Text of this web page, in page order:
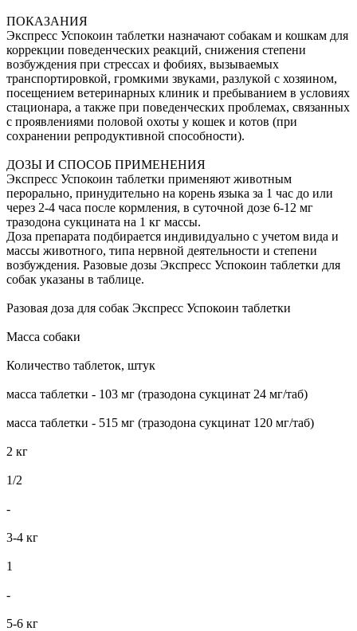
ПОКАЗАНИЯ
Экспресс Успокоин таблетки назначают собакам и кошкам для
коррекции поведенческих реакций, снижения степени
возбуждения при стрессах и фобиях, вызываемых
транспортировкой, громкими звуками, разлукой с хозяином,
посещением ветеринарных клиник и пребыванием в условиях
стационара, а также при поведенческих проблемах, связанных
с проявлениями половой охоты у кошек и котов (при
сохранении репродуктивной способности).
ДОЗЫ И СПОСОБ ПРИМЕНЕНИЯ
Экспресс Успокоин таблетки применяют животным
перорально, принудительно на корень языка за 1 час до или
через 2-4 часа после кормления, в суточной дозе 6-12 мг
тразодона сукцината на 1 кг массы.
Доза препарата подбирается индивидуально с учетом вида и
массы животного, типа нервной деятельности и степени
возбуждения. Разовые дозы Экспресс Успокоин таблетки для
собак указаны в таблице.
Разовая доза для собак Экспресс Успокоин таблетки
Масса собаки
Количество таблеток, штук
масса таблетки - 103 мг (тразодона сукцинат 24 мг/таб)
масса таблетки - 515 мг (тразодона сукцинат 120 мг/таб)
2 кг
1/2
-
3-4 кг
1
-
5-6 кг